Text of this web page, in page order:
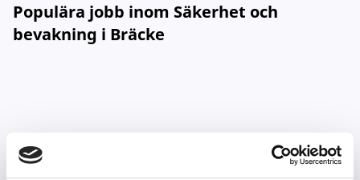
Populära jobb inom Säkerhet och
bevakning i Bräcke